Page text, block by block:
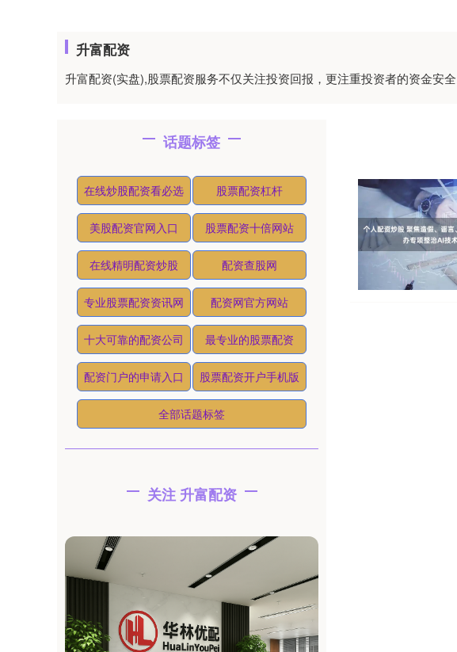
升富配资
升富配资(实盘),股票配资服务不仅关注投资回报，更注重投资者的资金安
话题标签
在线炒股配资看必选 股票配资杠杆
美股配资官网入口 股票配资十倍网站
在线精明配资炒股 配资查股网
专业股票配资资讯网 配资网官方网站
十大可靠的配资公司 最专业的股票配资
配资门户的申请入口 股票配资开户手机版
全部话题标签
关注 升富配资